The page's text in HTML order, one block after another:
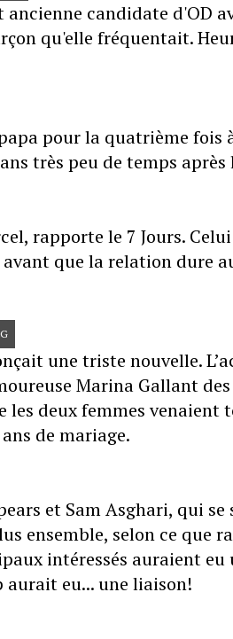
candidate d'OD
qu'elle fréquentait.
pour la quatrième fois
très peu de temps
rapporte le 7 Jours.
que la relation dure
une triste nouvelle.
Marina Gallant
les deux femmes venaient
de mariage.
et Sam Asghari, qui
ensemble, selon ce que
intéressés auraient
aurait eu... une liaison!